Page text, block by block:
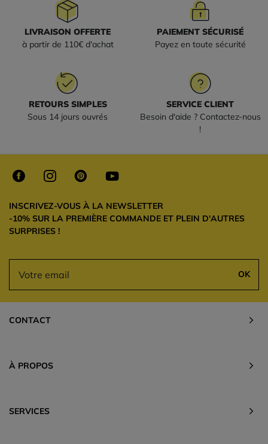
LIVRAISON OFFERTE
à partir de 110€ d'achat
PAIEMENT SÉCURISÉ
Payez en toute sécurité
RETOURS SIMPLES
Sous 14 jours ouvrés
SERVICE CLIENT
Besoin d'aide ? Contactez-nous
!
INSCRIVEZ-VOUS À LA NEWSLETTER
-10% SUR LA PREMIÈRE COMMANDE ET PLEIN D'AUTRES
SURPRISES !
OK
CONTACT
À PROPOS
SERVICES